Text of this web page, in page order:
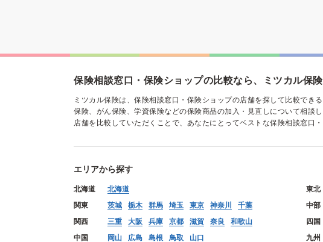
保険相談窓口・保険ショップの比較なら、ミツカル保
ミツカル保険は、保険相談窓口・保険ショップの店舗を探して比較で
保険、がん保険、学資保険などの保険商品の加入・見直しについて相談
店舗を比較していただくことで、あなたにとってベストな保険相談窓口
エリアから探す
北海道 北海道 東北
関東
茨城 栃木 群馬 埼玉 東京 神奈川 千葉 中部
関西
三重 大阪 兵庫 京都 滋賀 奈良 和歌山 四国
中国
岡山 広島 島根 鳥取 山口 九州